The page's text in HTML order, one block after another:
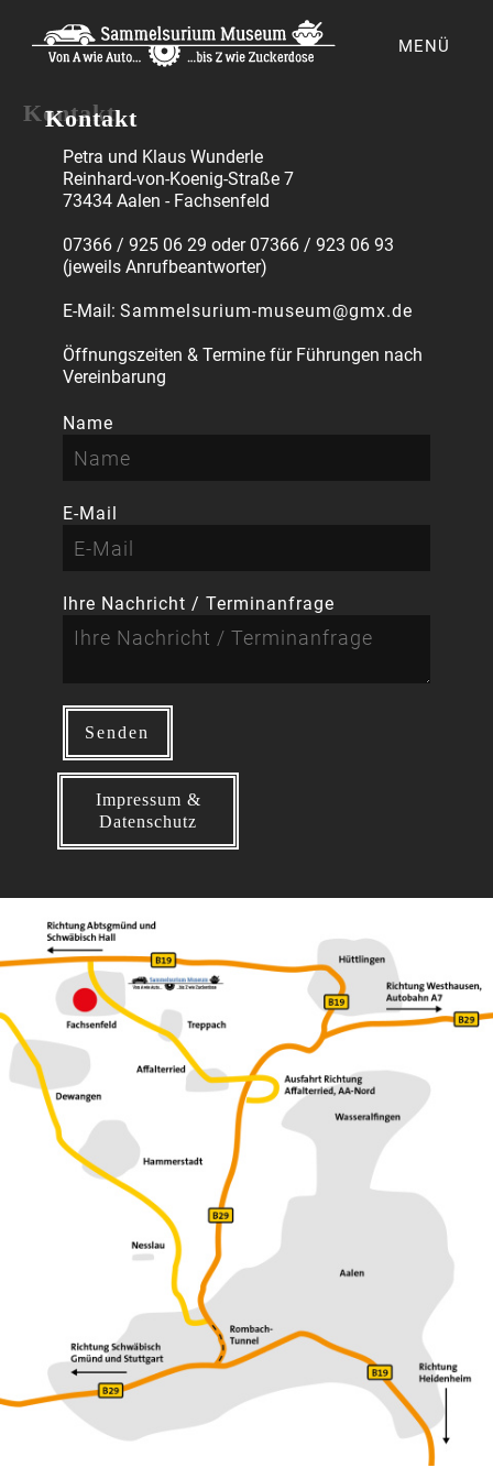
MENÜ
Kontakt
Petra und Klaus Wunderle
Reinhard-von-Koenig-Straße 7
73434 Aalen - Fachsenfeld
07366 / 925 06 29 oder 07366 / 923 06 93
(jeweils Anrufbeantworter)
E-Mail: Sammelsurium-museum@gmx.de
Öffnungszeiten & Termine für Führungen nach
Vereinbarung
Name
E-Mail
Ihre Nachricht / Terminanfrage
Impressum &
Datenschutz